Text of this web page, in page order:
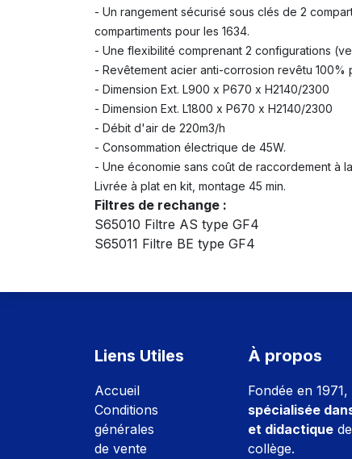
- Un rangement sécurisé sous clés de 2
compartiments pour les 1634.
- Une flexibilité comprenant 2 configurations
- Revêtement acier anti-corrosion revêtu 100%
- Dimension Ext. L900 x P670 x H2140/2300
- Dimension Ext. L1800 x P670 x H2140/2300
- Débit d'air de 220m3/h
- Consommation électrique de 45W.
- Une économie sans coût de raccordement à
Livrée à plat en kit, montage 45 min.
Filtres de rechange :
S65010 Filtre AS type GF4
S65011 Filtre BE type GF4
Liens Utiles
Accueil
Conditions
générales
de vente
À propos
Fondée en 1971,
spécialisée
et didactique
collège.